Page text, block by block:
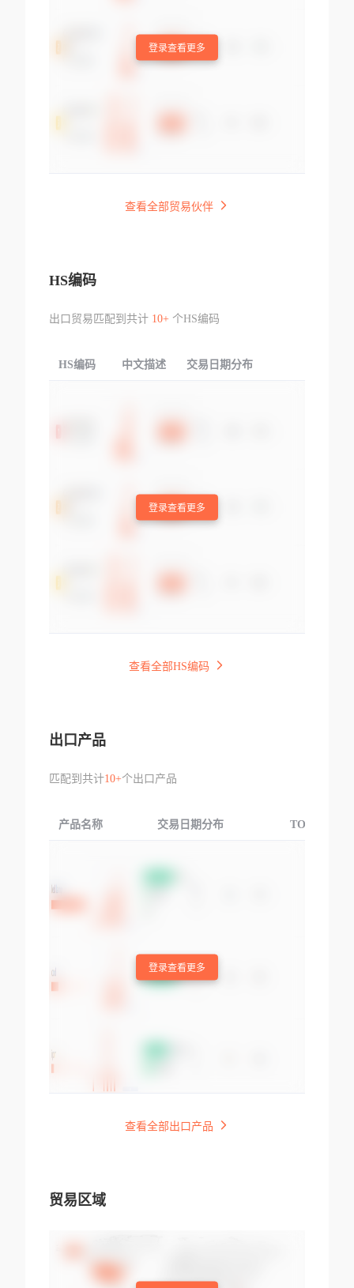
登录查看更多
查看全部贸易伙伴
HS编码
出口贸易匹配到共计 10+个HS编码
HS编码 中文描述 交易日期分布
登录查看更多
查看全部HS编码
出口产品
匹配到共计10+个出口产品
产品名称 交易日期分布 TOP3交易国
登录查看更多
查看全部出口产品
贸易区域